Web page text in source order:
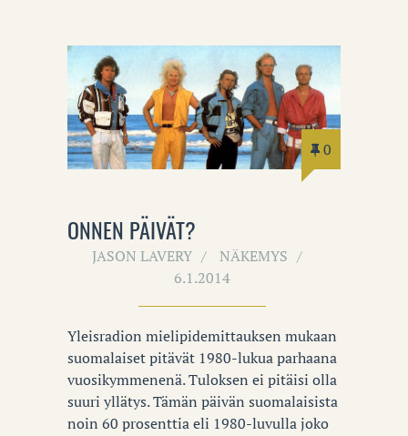
0
ONNEN PÄIVÄT?
JASON LAVERY
NÄKEMYS
6.1.2014
Yleisradion mielipidemittauksen mukaan
suomalaiset pitävät 1980-lukua parhaana
vuosikymmenenä. Tuloksen ei pitäisi olla
suuri yllätys. Tämän päivän suomalaisista
noin 60 prosenttia eli 1980-luvulla joko